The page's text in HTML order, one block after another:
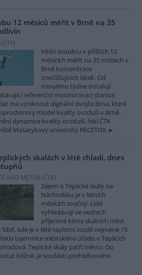
12 měsíců měřit v Brně na 35
ČTK)
Vědci boudou v příštích 12
měsících měřit na 35 místech v
Brně koncentrace
znečišťujících látek. Od
minulého týdne instalují
referenční monitorovací stanice.
má vzniknout digitální dvojče Brna, které
model kvality ovzduší v Brně.
dynamice kvality ovzduší, řekl ČTK
Masarykovy univerzity RECETOX.
skalách v létě chladí, dnes
NAD METUJÍ (ČTK)
Zájem o Teplické skály na
Náchodsku je v letních
měsících značný. Lidé
vyhledávají ve vedrech
příjemné klima skalních měst.
kde je v létě teplotní rozdíl nejméně 15
tajemnice městského úřadu v Teplicích
Teplické skály patří městu. Do
běžně, je součástí prohlídkového